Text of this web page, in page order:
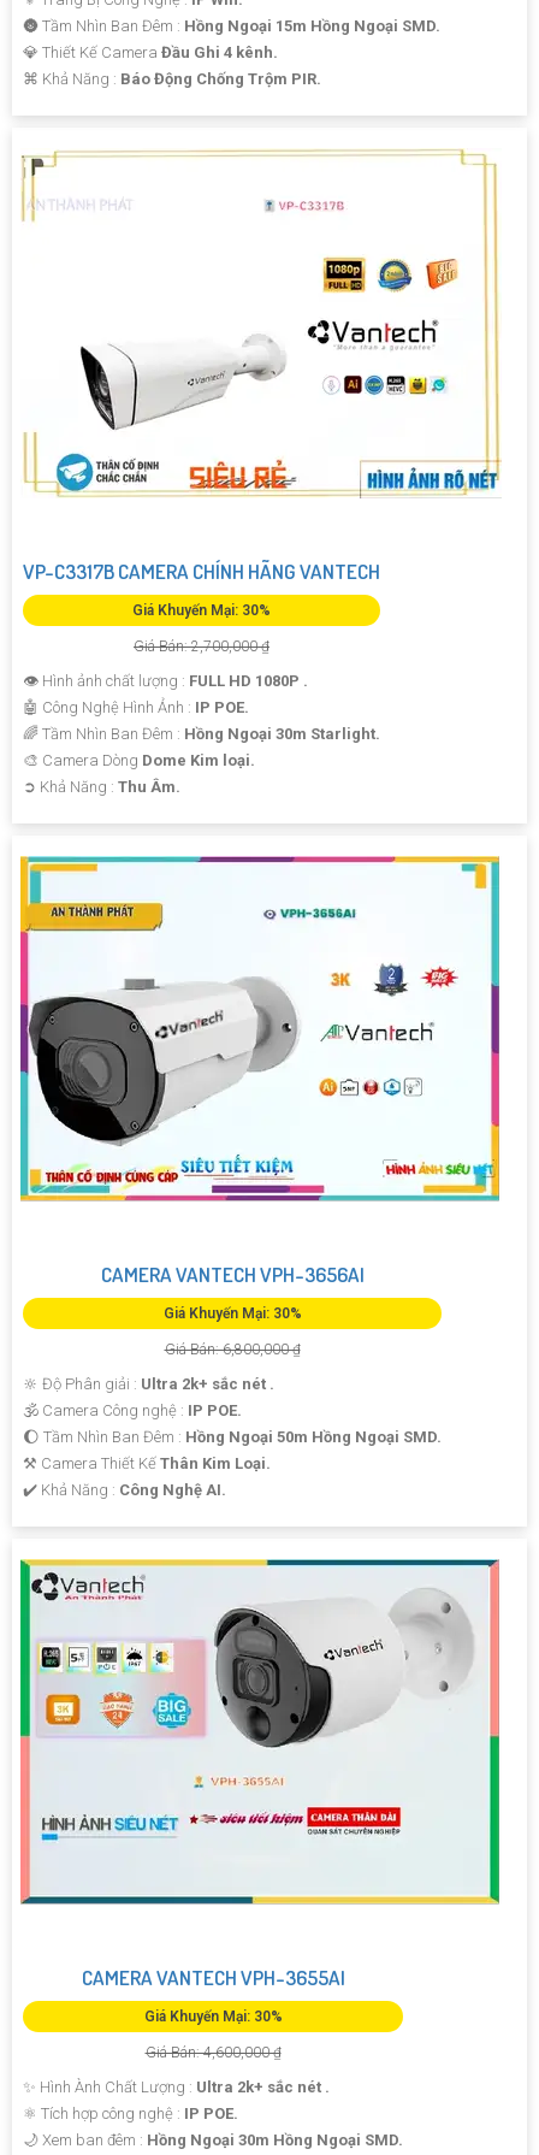
🌚 Tầm Nhìn Ban Đêm : Hồng Ngoại 15m Hồng Ngoại SMD.
💎 Thiết Kế Camera Đầu Ghi 4 kênh.
️⌘ Khả Năng : Báo Động Chống Trộm PIR.
VP-C3317B CAMERA CHÍNH HÃNG VANTECH
Giá Khuyến Mại: 30%
Giá Bán: 2,700,000 ₫
👁 Hình ảnh chất lượng : FULL HD 1080P .
🤖️ Công Nghệ Hình Ảnh : IP POE.
🌈 Tầm Nhìn Ban Đêm : Hồng Ngoại 30m Starlight.
🎨 Camera Dòng Dome Kim loại.
️➲ Khả Năng : Thu Âm.
CAMERA VANTECH VPH-3656AI
Giá Khuyến Mại: 30%
Giá Bán: 6,800,000 ₫
🔆 Độ Phân giải : Ultra 2k+ sắc nét .
🕉️ Camera Công nghệ : IP POE.
🌔 Tầm Nhìn Ban Đêm : Hồng Ngoại 50m Hồng Ngoại SMD.
⚒ Camera Thiết Kế Thân Kim Loại.
️✔️ Khả Năng : Công Nghệ AI.
CAMERA VANTECH VPH-3655AI
Giá Khuyến Mại: 30%
Giá Bán: 4,600,000 ₫
✨ Hình Ành Chất Lượng : Ultra 2k+ sắc nét .
⚛️ Tích hợp công nghệ : IP POE.
🌙 Xem ban đêm : Hồng Ngoại 30m Hồng Ngoại SMD.